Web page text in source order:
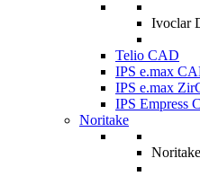
Ivoclar
Telio CAD
IPS e.max
IPS e.max
IPS Empress
Noritake
Noritake